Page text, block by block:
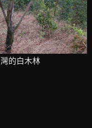
的白木林